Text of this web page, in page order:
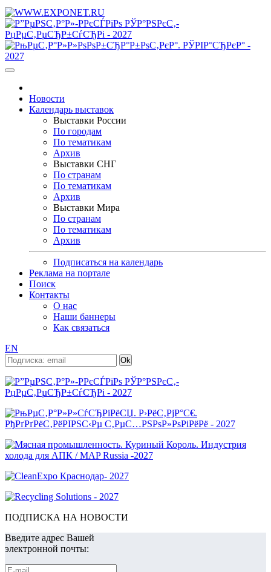
Новости
Календарь выставок
Выставки России
По городам
По тематикам
Архив
Выставки СНГ
По странам
По тематикам
Архив
Выставки Мира
По странам
По тематикам
Архив
Подписаться на календарь
Реклама на портале
Поиск
Контакты
О нас
Наши баннеры
Как связаться
EN
ПОДПИСКА НА НОВОСТИ
Введите адрес Вашей
электронной почты: